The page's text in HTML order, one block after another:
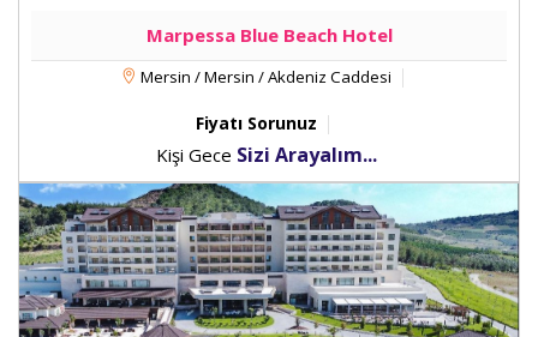
Marpessa Blue Beach Hotel
Mersin / Mersin / Akdeniz Caddesi
Fiyatı Sorunuz
Kişi Gece Sizi Arayalım...